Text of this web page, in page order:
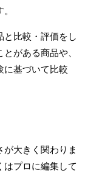
と比較・評価をし
がある商品や、
に基づいて比較
が大きく関わりま
はプロに編集して